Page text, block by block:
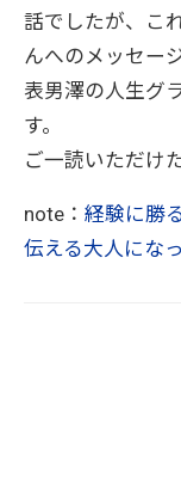
話でしたが、こ
んへのメッセー
表男澤の人生グ
す。
ご一読いただけ
note： 経験に勝
伝える大人にな